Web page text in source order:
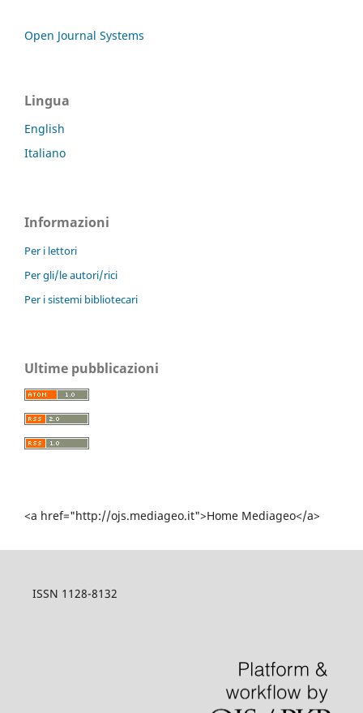
Open Journal Systems
Lingua
English
Italiano
Informazioni
Per i lettori
Per gli/le autori/rici
Per i sistemi bibliotecari
Ultime pubblicazioni
<a href="http://ojs.mediageo.it">Home Mediageo</a>
ISSN 1128-8132